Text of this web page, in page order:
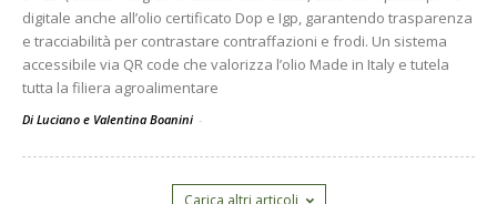
digitale anche all’olio certificato Dop e Igp, garantendo trasparenza
e tracciabilità per contrastare contraffazioni e frodi. Un sistema
accessibile via QR code che valorizza l’olio Made in Italy e tutela
tutta la filiera agroalimentare
Di Luciano e Valentina Boanini -
Carica altri articoli